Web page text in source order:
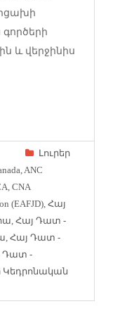
և վերջինիս
Լուրեր
ANC
,CNA
(EAFJD) ,Հայ
,Հայ Դատ -
,Հայ Դատ -
Դատ -